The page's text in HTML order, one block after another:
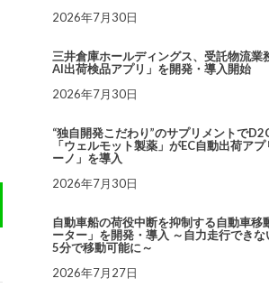
2026年7月30日
三井倉庫ホールディングス、受託物流業
AI出荷検品アプリ」を開発・導入開始
2026年7月30日
“独自開発こだわり”のサプリメントで
「ウェルモット製薬」がEC自動出荷ア
ーノ」を導入
2026年7月30日
自動車船の荷役中断を抑制する自動車移
ーター」を開発・導入 ～自力走行できな
5分で移動可能に～
2026年7月27日